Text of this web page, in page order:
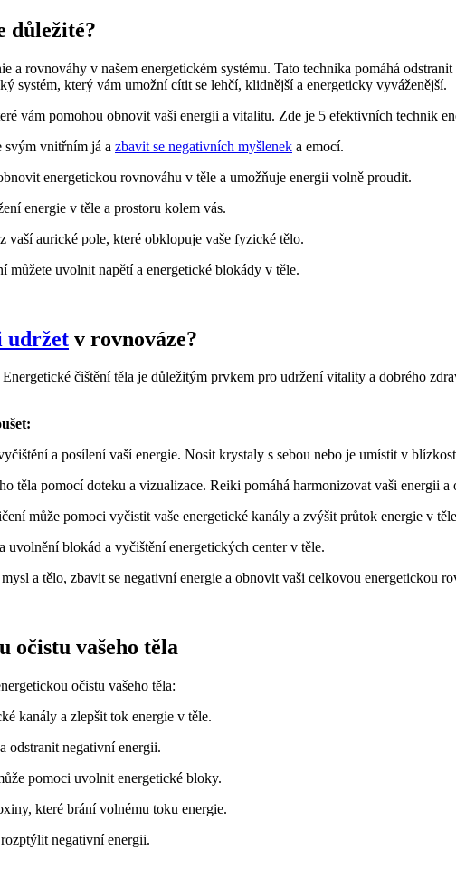
důležité?
a rovnováhy v našem energetickém systému. Tato technika pomáhá
⁢systém, který​ vám⁢ umožní cítit se lehčí, klidnější a energeticky vyváženější.
vám pomohou obnovit vaši energii a vitalitu. Zde je 5 ​efektivních technik
svým vnitřním já ‍a zbavit se negativních myšlenek a emocí.
​energetickou rovnováhu v těle a umožňuje energii volně proudit.
energie v ⁣těle a prostoru kolem vás.
vaší aurické pole, které obklopuje vaše ⁢fyzické tělo.
můžete uvolnit napětí a energetické blokády v těle.
udržet v ⁣rovnováze?
čištění těla je důležitým prvkem pro udržení vitality a ⁢dobrého
a posílení vaší energie. Nosit krystaly s ‌sebou nebo je umístit v
těla pomocí doteku a vizualizace. Reiki pomáhá harmonizovat vaši energii a
může pomoci vyčistit vaše energetické kanály a zvýšit průtok energie v
uvolnění blokád ⁣a vyčištění energetických center v těle.
a tělo, zbavit se negativní energie a obnovit vaši celkovou energetickou
očistu⁣ vašeho těla
očistu vašeho těla:
kanály a zlepšit ⁣tok energie v těle.
odstranit negativní energii.
‍pomoci uvolnit‌ energetické bloky.
které ‍brání volnému toku energie.
negativní energii.